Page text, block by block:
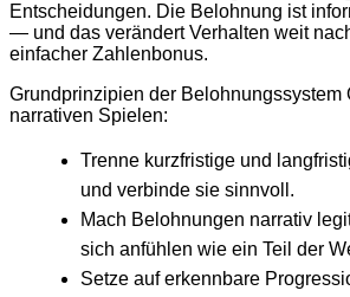
Entscheidungen. Die Belohnung ist
— und das verändert Verhalten weit
einfacher Zahlenbonus.
Grundprinzipien der Belohnungssystem
narrativen Spielen:
Trenne kurzfristige und
und verbinde sie sinnvoll.
Mach Belohnungen narrativ
sich anfühlen wie ein Teil der
Setze auf erkennbare